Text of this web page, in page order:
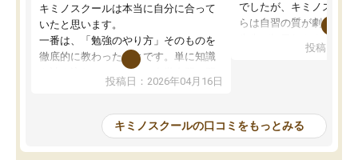
キミノスクールは本当に自分に合って
いたと思います。
一番は、「勉強のやり方」そのものを
徹底的に教わったことです。単に知識
を詰め込むのではなく、自学自習の習
慣が身につくよう並走してくれるの
はなくなりました。
講師の方との距離も近く、親身なコー
投稿日：2026年04月16日
でしたが、キミノスクー
らは自習の質が劇的に変
を明確にしてくれるの
の仕方をコーチングして
ルなので、家での学習習
身につきました。結果と
投稿日：
キミノスクールの口コミをもっとみる